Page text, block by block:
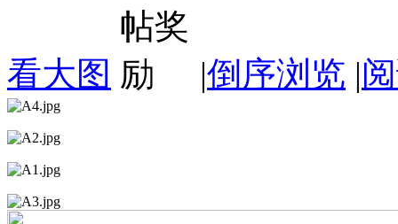
看大图 |倒序浏览 |